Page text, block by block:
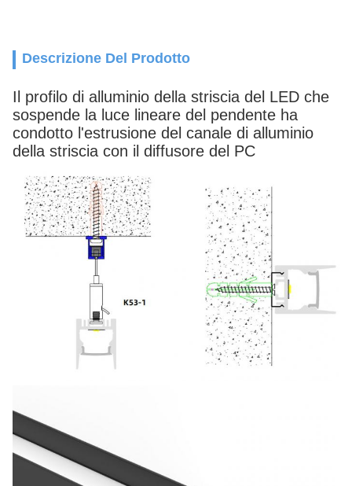
Descrizione Del Prodotto
Il profilo di alluminio della striscia del LED che
sospende la luce lineare del pendente ha
condotto l'estrusione del canale di alluminio
della striscia con il diffusore del PC